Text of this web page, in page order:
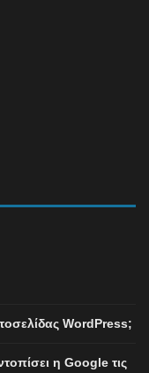
WordPress;
η Google τις